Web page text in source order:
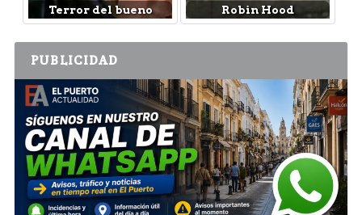
Terror del bueno Robin Hood
PUBLICIDAD